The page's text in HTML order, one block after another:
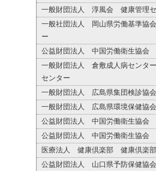
一般財団法人 淳風会 健康管理
一般社団法人 岡山県労働基準協
ー
公益財団法人 中国労働衛生協会
一般財団法人 倉敷成人病センタ
センター
一般財団法人 広島県集団検診協会
一般財団法人 広島県環境保健協会
公益財団法人 中国労働衛生協会
公益財団法人 中国労働衛生協会
医療法人 健康倶楽部 健康倶楽
公益財団法人 山口県予防保健協会